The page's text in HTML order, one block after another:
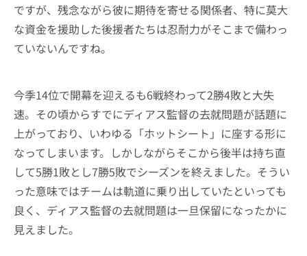
ですが、残念ながら彼に期待を寄せる関係者、特に莫大
な資金を援助した後援者たちは忍耐力がそこまで備わっ
ていないんですね。
今季14位で開幕を迎えるも6戦終わって2勝4敗と大失
速。その頃からすでにディアス監督の去就問題が話題に
上がっており、いわゆる「ホットシート」に座する形に
なってしまいます。しかしながらそこから後半は持ち直
して5勝1敗とし7勝5敗でシーズンを終えました。そうい
った意味ではチームは軌道に乗り出していたといっても
良く、ディアス監督の去就問題は一旦保留になったかに
見えました。